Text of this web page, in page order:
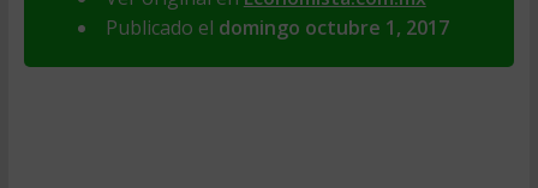
Publicado el domingo octubre 1, 2017